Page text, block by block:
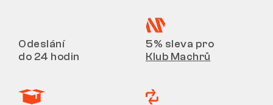
Odeslání
do 24 hodin
5% sleva pro
Klub Machrů